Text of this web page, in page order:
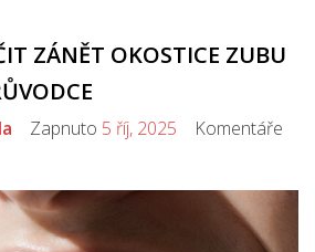
ZÁNĚT OKOSTICE ZUBU
Zapnuto 5 říj, 2025 Komentáře